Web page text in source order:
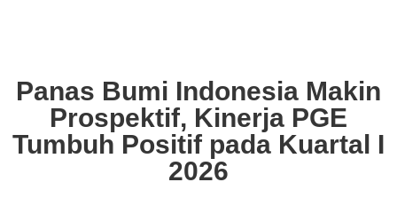
Panas Bumi Indonesia Makin
Prospektif, Kinerja PGE
Tumbuh Positif pada Kuartal I
2026